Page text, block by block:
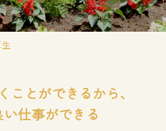
ことができるから、
い仕事ができる